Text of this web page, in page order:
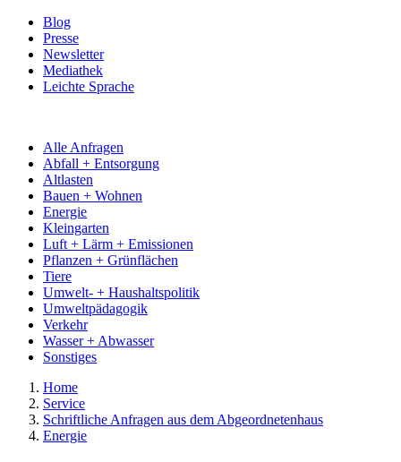
Blog
Presse
Newsletter
Mediathek
Leichte Sprache
Alle Anfragen
Abfall + Entsorgung
Altlasten
Bauen + Wohnen
Energie
Kleingarten
Luft + Lärm + Emissionen
Pflanzen + Grünflächen
Tiere
Umwelt- + Haushaltspolitik
Umweltpädagogik
Verkehr
Wasser + Abwasser
Sonstiges
Home
Service
Schriftliche Anfragen aus dem Abgeordnetenhaus
Energie